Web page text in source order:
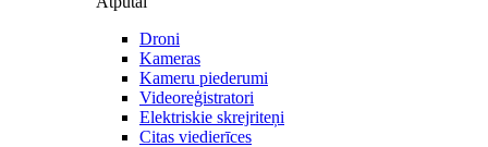
Droni
Kameras
Kameru piederumi
Videoreģistratori
Elektriskie skrejriteņi
Citas viedierīces